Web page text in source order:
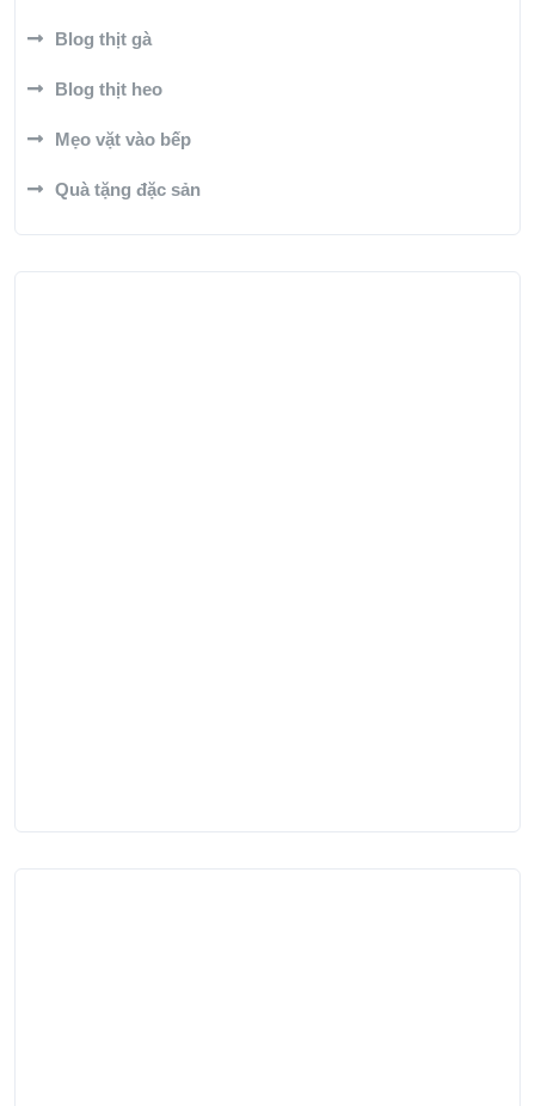
Blog thịt gà
Blog thịt heo
Mẹo vặt vào bếp
Quà tặng đặc sản